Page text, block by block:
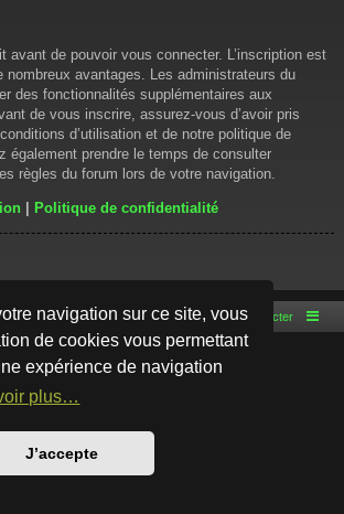
navigation sur ce site, vous
de cookies vous permettant
expérience de navigation
plus…
J’accepte
avant de pouvoir vous connecter. L’inscription est
nombreux avantages. Les administrateurs du
des fonctionnalités supplémentaires aux
de vous inscrire, assurez-vous d’avoir pris
d’utilisation et de notre politique de
également prendre le temps de consulter
règles du forum lors de votre navigation.
| Politique de confidentialité
Nous contacter
parphpBB® Forum Software © phpBB Limited
Style par
Traduction française officielle